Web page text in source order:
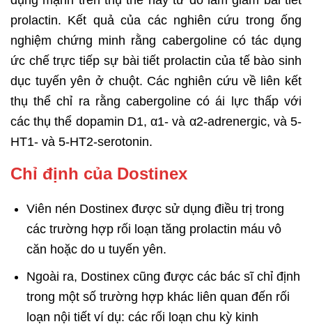
prolactin. Kết quả của các nghiên cứu trong ống
nghiệm chứng minh rằng cabergoline có tác dụng
ức chế trực tiếp sự bài tiết prolactin của tế bào sinh
dục tuyến yên ở chuột. Các nghiên cứu về liên kết
thụ thể chỉ ra rằng cabergoline có ái lực thấp với
các thụ thể dopamin D1, α1- và α2-adrenergic, và 5-
HT1- và 5-HT2-serotonin.
Chỉ định của Dostinex
Viên nén Dostinex được sử dụng điều trị trong
các trường hợp rối loạn tăng prolactin máu vô
căn hoặc do u tuyến yên.
Ngoài ra, Dostinex cũng được các bác sĩ chỉ định
trong một số trường hợp khác liên quan đến rối
loạn nội tiết ví dụ: các rối loạn chu kỳ kinh